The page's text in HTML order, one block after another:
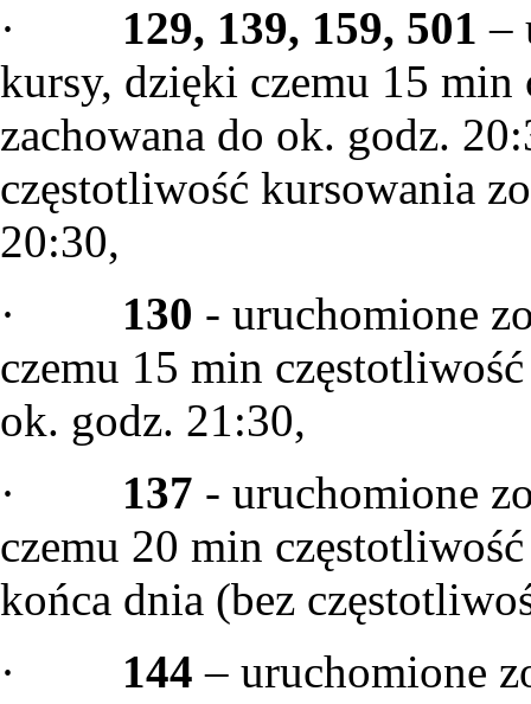
· 129, 139, 159, 501 –
kursy, dzięki czemu 15 min
zachowana do ok. godz.
częstotliwość kursowania
20:30,
· 130 - uruchomione
czemu 15 min
ok. godz. 21:30,
· 137 - uruchomione
czemu 20 min
końca dnia (bez
· 144 – uruchomione